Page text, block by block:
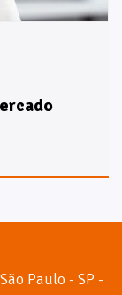
Paulo - SP -